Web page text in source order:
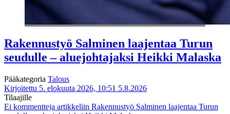
Rakennustyö Salminen laajentaa Turun
seudulle – aluejohtajaksi Heikki Malaska
Pääkategoria Talous
Kirjoitettu 5. elokuuta 2026, 10:51 5.8.2026
Tilaajille
Ei kommentteja artikkeliin Rakennustyö Salminen laajentaa Turun